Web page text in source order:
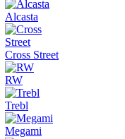
Alcasta
Cross Street
RW
Trebl
Megami